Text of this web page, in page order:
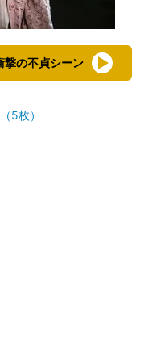
撃の不貞シーン
5枚）